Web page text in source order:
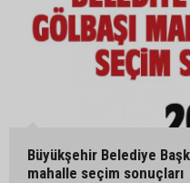
Büyükşehir Belediye
mahalle seçim sonuçları